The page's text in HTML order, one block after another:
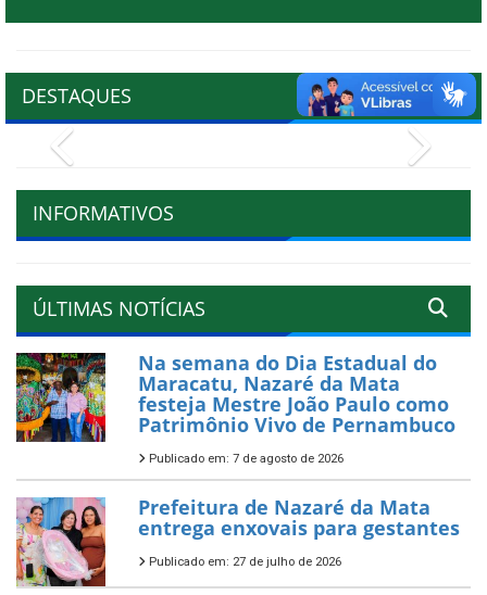
DESTAQUES
INFORMATIVOS
ÚLTIMAS NOTÍCIAS
Na semana do Dia Estadual do
Maracatu, Nazaré da Mata
festeja Mestre João Paulo como
Patrimônio Vivo de Pernambuco
Publicado em: 7 de agosto de 2026
Prefeitura de Nazaré da Mata
entrega enxovais para gestantes
Publicado em: 27 de julho de 2026